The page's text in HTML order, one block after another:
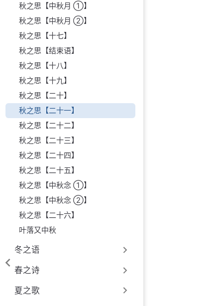
秋之思【中秋月 ①】
秋之思【中秋月 ②】
秋之思【十七】
秋之思【结束语】
秋之思【十八】
秋之思【十九】
秋之思【二十】
秋之思【二十一】
秋之思【二十二】
秋之思【二十三】
秋之思【二十四】
秋之思【二十五】
秋之思【中秋念 ①】
秋之思【中秋念 ②】
秋之思【二十六】
叶落又中秋
冬之语
春之诗
夏之歌